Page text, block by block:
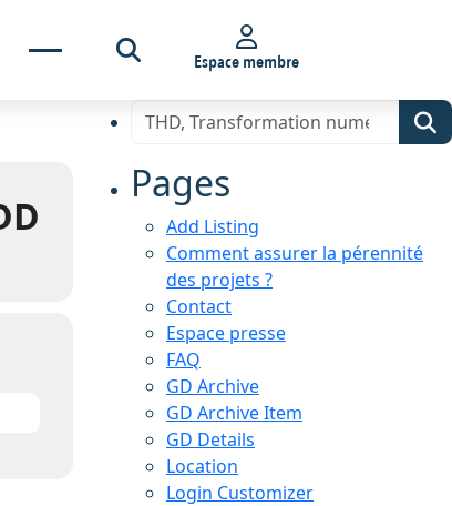
Espace membre
Pages
Add Listing
Comment assurer la pérennité
des projets ?
Contact
Espace presse
FAQ
GD Archive
GD Archive Item
GD Details
Location
Login Customizer